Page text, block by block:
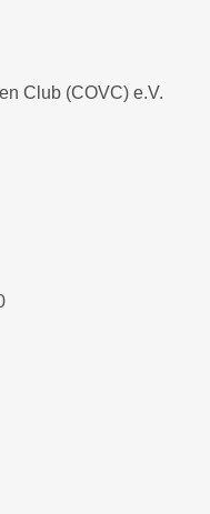
Club (COVC) e.V.